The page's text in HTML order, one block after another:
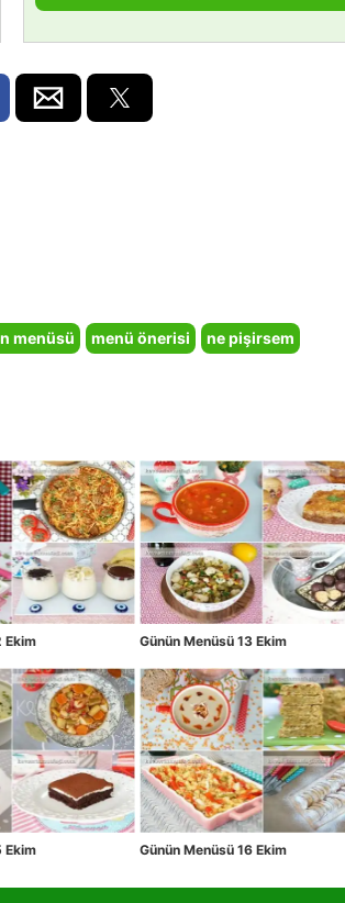
menüsü menü önerisi
ne pişirsem
Ekim Günün Menüsü 13 Ekim
Ekim Günün Menüsü 16 Ekim